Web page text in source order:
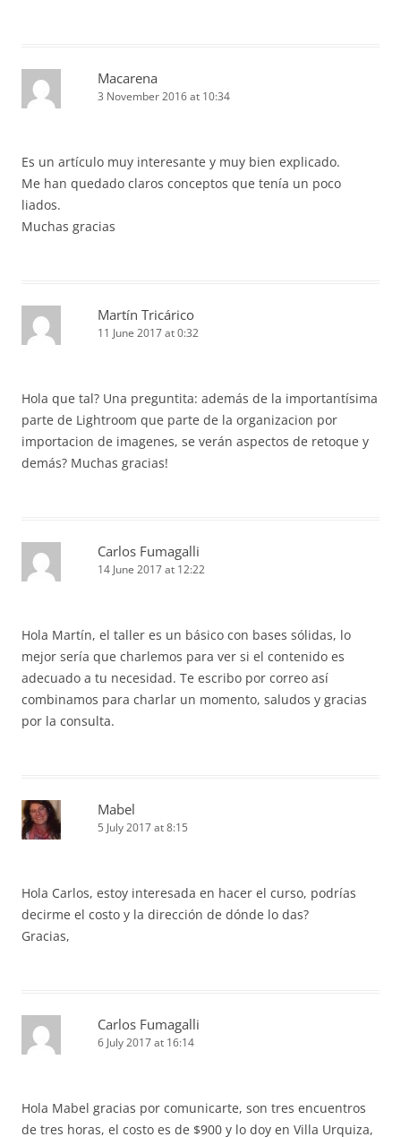
Macarena
3 November 2016 at 10:34
Es un artículo muy interesante y muy bien explicado.
Me han quedado claros conceptos que tenía un poco
liados.
Muchas gracias
Martín Tricárico
11 June 2017 at 0:32
Hola que tal? Una preguntita: además de la importantísima
parte de Lightroom que parte de la organizacion por
importacion de imagenes, se verán aspectos de retoque y
demás? Muchas gracias!
Carlos Fumagalli
14 June 2017 at 12:22
Hola Martín, el taller es un básico con bases sólidas, lo
mejor sería que charlemos para ver si el contenido es
adecuado a tu necesidad. Te escribo por correo así
combinamos para charlar un momento, saludos y gracias
por la consulta.
Mabel
5 July 2017 at 8:15
Hola Carlos, estoy interesada en hacer el curso, podrías
decirme el costo y la dirección de dónde lo das?
Gracias,
Carlos Fumagalli
6 July 2017 at 16:14
Hola Mabel gracias por comunicarte, son tres encuentros
de tres horas, el costo es de $900 y lo doy en Villa Urquiza,